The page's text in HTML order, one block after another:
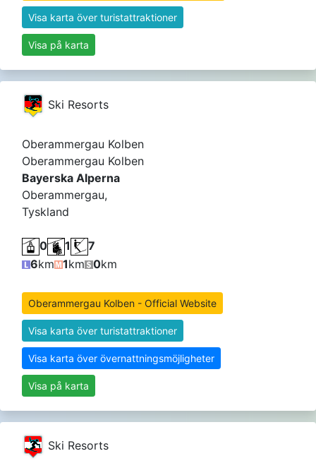
Visa karta över turistattraktioner
Visa på karta
Ski Resorts
Oberammergau Kolben
Oberammergau Kolben
Bayerska Alperna
Oberammergau,
Tyskland
0 1
7
6km 1km 0km
Oberammergau Kolben - Official Website
Visa karta över turistattraktioner
Visa karta över övernattningsmöjligheter
Visa på karta
Ski Resorts